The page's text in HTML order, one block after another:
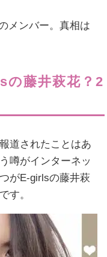
メンバー。真相は
藤井萩花？2
道されたことはあ
噂がインターネッ
がE-girlsの藤井萩
す。